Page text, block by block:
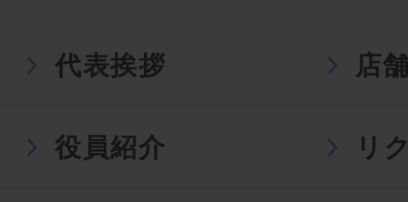
代表挨拶 店
役員紹介 リ